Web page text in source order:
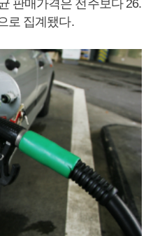
판매가격은 전주보다 26.
로 집계됐다.